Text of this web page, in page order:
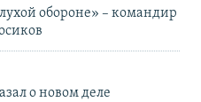
обороне» – командир
о новом деле